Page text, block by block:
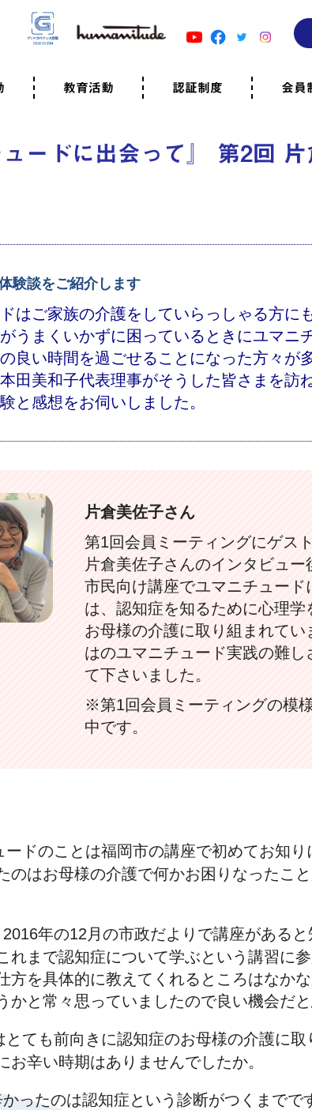
教育活動 認証制度 会員
ュードに出会って』 第2回
験談をご紹介します
はご家族の介護をしていらっしゃる方に
うまくいかずに困っているときにユマニ
良い時間を過ごせることになった方々が
田美和子代表理事がそうした皆さまを訪
と感想をお伺いしました。
片倉美佐子さん
第1回会員ミーティングにゲス
片倉美佐子さんのインタビュ
市民向け講座でユマニチュード
は、認知症を知るために心理学
お母様の介護に取り組まれて
はのユマニチュード実践の難し
て下さいました。
※第1回会員ミーティングの模
中です。
ードのことは福岡市の講座で初めてお知り
のはお母様の介護で何かお困りなったこ
年の12月の市政だよりで講座がある
れまで認知症について学ぶという講習に
方を具体的に教えてくれるところはなか
かと常々思っていましたので良い機会だと
とても前向きに認知症のお母様の介護に
お辛い時期はありませんでしたか。
ったのは認知症という診断がつくまでで